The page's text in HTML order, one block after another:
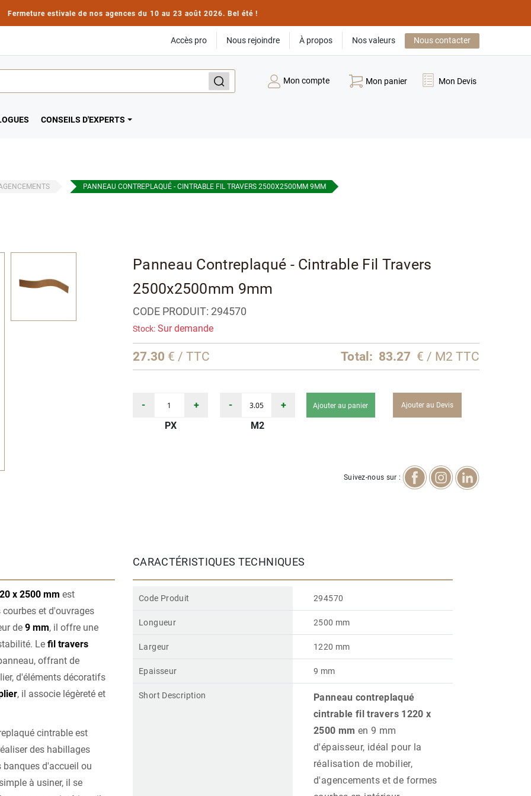
Fermeture estivale de nos agences du 10 au 23 août 2026. Bel été !
Accès pro Nous rejoindre À propos Nos valeurs Nous contacter
Mon compte Mon panier Mon Devis
CONSEILS D'EXPERTS
PANNEAU CONTREPLAQUÉ - CINTRABLE FIL TRAVERS 2500X2500MM 9MM
Panneau Contreplaqué - Cintrable Fil Travers
2500x2500mm 9mm
CODE PRODUIT: 294570
Stock: Sur demande
27.30 € / TTC Total: 83.27 € / M2 TTC
-
+
PX
-
+
M2
Ajouter au panier Ajouter au Devis
Suivez-nous sur :
x 2500 mm est
et d'ouvrages
de 9 mm, il offre une
Le fil travers
offrant de
d'éléments décoratifs
, il associe légèreté et
cintrable est
des habillages
banques d'accueil ou
à usiner, il se
CARACTÉRISTIQUES TECHNIQUES
Code Produit 294570
Longueur 2500 mm
Largeur 1220 mm
Epaisseur 9 mm
Short Description
Panneau contreplaqué
cintrable fil travers 1220 x
2500 mm en 9 mm
d'épaisseur, idéal pour la
réalisation de mobilier,
d'agencements et de formes